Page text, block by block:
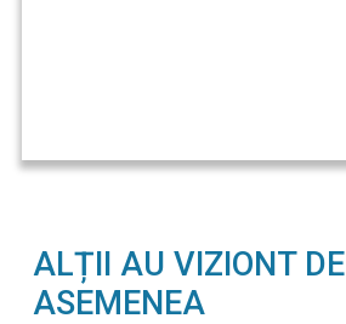
ALȚII AU VIZIONT DE
ASEMENEA